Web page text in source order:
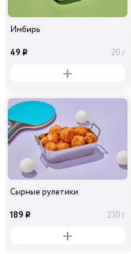
Имбирь
49 i 20 г
Сырные рулетики
189 i 230 г